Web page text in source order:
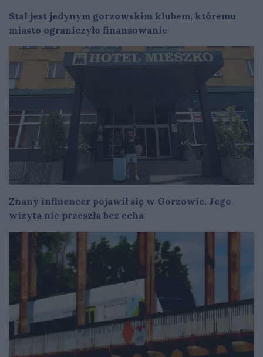
Stal jest jedynym gorzowskim klubem, któremu
miasto ograniczyło finansowanie
Znany influencer pojawił się w Gorzowie. Jego
wizyta nie przeszła bez echa